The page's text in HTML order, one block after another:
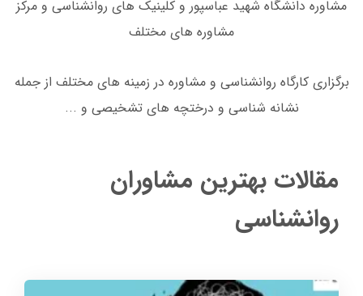
مشاوره دانشگاه شهید عباسپور و کلینیک های روانشناسی و مرکز
مشاوره های مختلف
برگزاری کارگاه روانشناسی و مشاوره در زمینه های مختلف از جمله
نشانه شناسی و درختچه های تشخیصی و ...
مقالات بهترین مشاوران
روانشناسی